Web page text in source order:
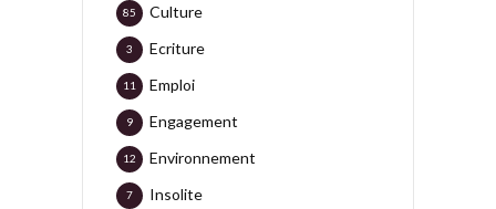
Culture
85
Ecriture
3
Emploi
11
Engagement
9
Environnement
12
Insolite
7